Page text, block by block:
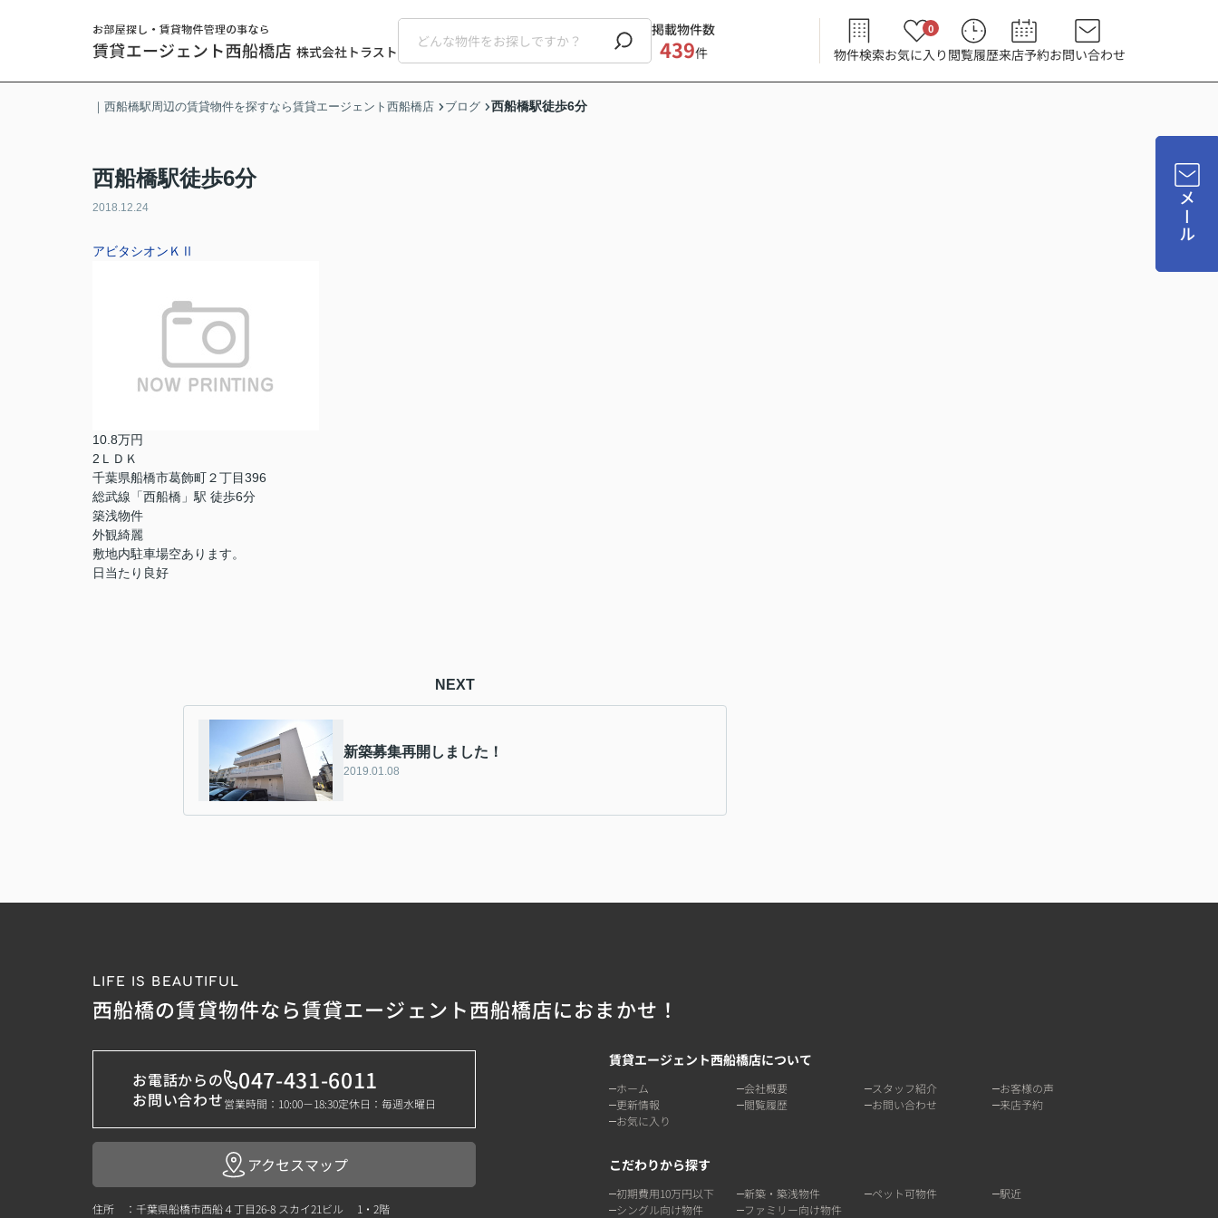
掲載物件数
439件 物件検索お気に入り
0
閲覧履歴来店予約お問い合わせ
メール
｜西船橋駅周辺の賃貸物件を探すなら賃貸エージェント西船橋店 ブログ 西船橋駅徒歩6分
西船橋駅徒歩6分
2018.12.24
アビタシオンＫⅡ
10.8万円
2ＬＤＫ
千葉県船橋市葛飾町２丁目396
総武線「西船橋」駅 徒歩6分
築浅物件
外観綺麗
敷地内駐車場空あります。
日当たり良好
NEXT
新築募集再開しました！
2019.01.08
LIFE IS BEAUTIFUL
西船橋の賃貸物件なら賃貸エージェント西船橋店におまかせ！
お電話からの
お問い合わせ
047-431-6011
営業時間：10:00－18:30定休日：毎週水曜日
アクセスマップ
住所 ：千葉県船橋市西船４丁目26-8 スカイ21ビル 1・2階
賃貸エージェント西船橋店について
ホーム 会社概要 スタッフ紹介
お客様の声
更新情報
閲覧履歴 お問い合わせ
来店予約
お気に入り
こだわりから探す
初期費用10万円以下 新築・築浅物件 ペット可物件
駅近
シングル向け物件
ファミリー向け物件